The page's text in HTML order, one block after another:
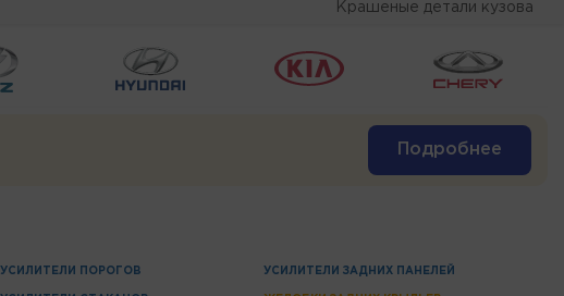
Крашеные детали кузова
Подробнее
УСИЛИТЕЛИ ПОРОГОВ УСИЛИТЕЛИ ЗАДНИХ ПАНЕЛЕЙ